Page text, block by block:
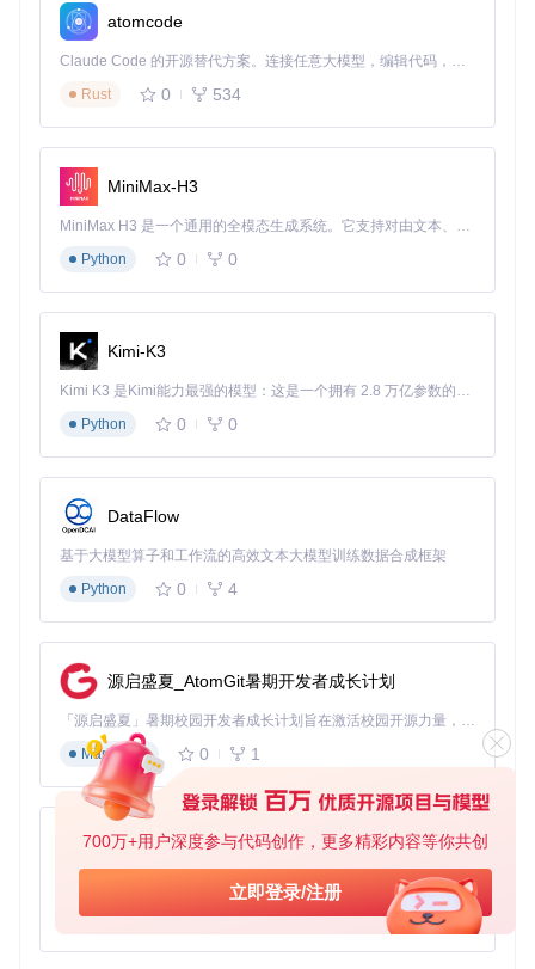
700万+用户深度参与代码创作，更多精彩内容等你共创
立即登录/注册
项目特点
境需求。
全自动化：只需简单的命令行操作即可完成特征提取、单位
可视化和图像分割。
直观易用
表现。
丰富的资源 ：包括预训练模型和样本数据集，便于快速上
如果你对CNN的工作机制感到好奇，或者希望提升你的模型解
释能力，那么这款CNN Visualizer无疑是你的理想选择。立即
下载并体验它所带来的强大功能吧！
git clone https://github.com/metalbubble/
sh download_images.sh
开始你的深度学习旅程，探索那些隐藏在复杂模型背后的美丽
世界！
atomcode
Claude Code 的开源替代方案。连接任意大模型，编辑代码，运行命令，自动验证 — 全自动执行。用 Rust 构建，极致性能。 ｜ An open-source alternative to Claude Code. Connect any LLM, edit code, run commands, and verify changes — autonomously. Built in Rust for speed. Get Started
Rust
0 534
MiniMax-H3
MiniMax H3 是一个通用的全模态生成系统。它支持对由文本、图像、视频和音频组成的多模态上下文进行统一理解，并能生成分辨率高达 2K、时长可达 15 秒的带原生立体声音频的视频。得益于面向任务泛化的系统设计，H3 在预训练阶段就已具备广泛的多模态上下文理解与生成能力，能够出色地执行复杂的多模态指令。
Python
0 0
Kimi-K3
Kimi K3 是Kimi能力最强的模型：这是一个拥有 2.8 万亿参数的混合专家（MoE）模型，具备原生视觉理解能力，并支持 100 万 token 的上下文窗口。
Python
0 0
DataFlow
基于大模型算子和工作流的高效文本大模型训练数据合成框架
Python
0 4
源启盛夏_AtomGit暑期开发者成长计划
「源启盛夏」暑期校园开发者成长计划旨在激活校园开源力量，通过积分激励、认证扶持、资源倾斜等形式，引导高校组织和开发者完成「入驻 — 建项目 — 做贡献 — 获认证 — 得资源」的完整闭环。无论你是想带领社团入驻平台的组织者，还是希望用代码贡献证明自己的开发者，都能在这里找到属于你的成长路径。
Markdown
0 1
py-xiaozhi
基于Python的Xiaozhi AI，适用于想要完整Xiaozhi体验而无需拥有专用硬件的用户。
Python
0 1